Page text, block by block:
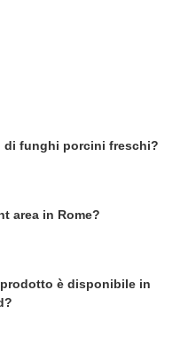
di funghi porcini freschi?
area in Rome?
è disponibile in